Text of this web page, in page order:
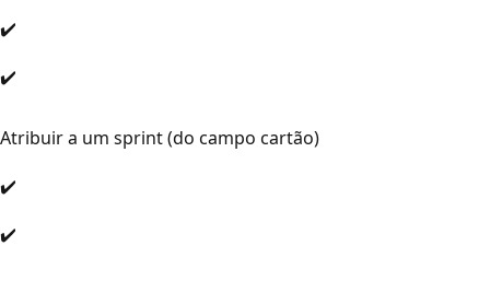
✔️
✔️
Atribuir a um sprint (do campo cartão)
✔️
✔️